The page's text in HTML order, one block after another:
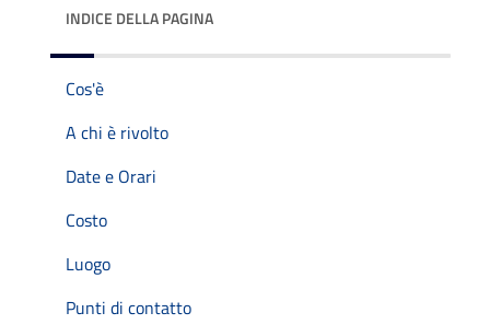
INDICE DELLA PAGINA
Cos'è
A chi è rivolto
Date e Orari
Costo
Luogo
Punti di contatto